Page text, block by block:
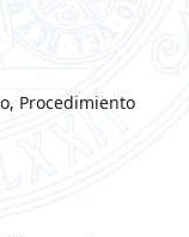
Procedimiento